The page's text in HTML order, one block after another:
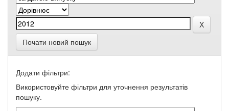
Почати новий пошук
Додати фільтри:
Використовуйте фільтри для уточнення результатів
пошуку.